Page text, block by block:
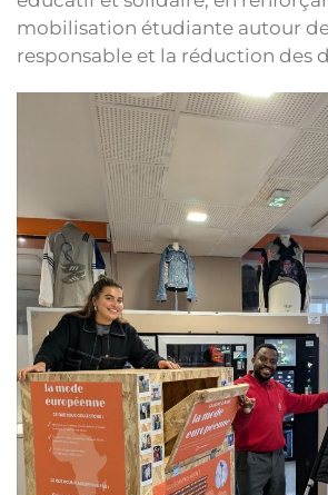
mobilisation étudiante autour
responsable et la réduction des